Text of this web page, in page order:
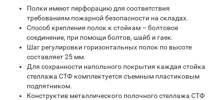
Полки имеют перфорацию для соответствия
требованиям пожарной безопасности на складах.
Способ крепления полок к стойкам – болтовое
соединение, при помощи болтов, шайб и гаек.
Шаг регулировки горизонтальных полок по высоте
составляет 25 мм.
Для сохранности напольного покрытия каждая стойка
стеллажа СТФ комплектуется съемным пластиковым
подпятником.
Конструктив металлического полочного стеллажа СТФ